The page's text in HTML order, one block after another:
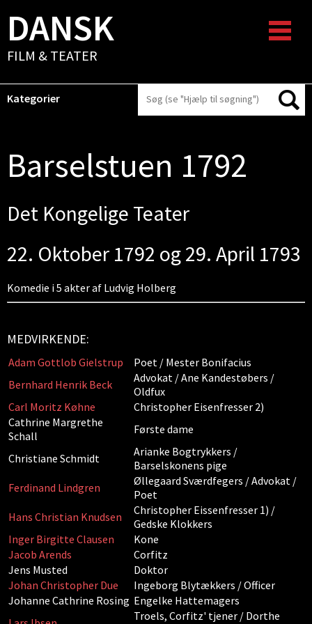
DANSK
FILM & TEATER
Kategorier
Barselstuen 1792
Det Kongelige Teater
22. Oktober 1792 og 29. April 1793
Komedie i 5 akter af Ludvig Holberg
MEDVIRKENDE:
Adam Gottlob Gielstrup
Poet / Mester Bonifacius
Bernhard Henrik Beck
Advokat / Ane Kandestøbers /
Oldfux
Carl Moritz Køhne
Christopher Eisenfresser 2)
Cathrine Margrethe
Schall
Første dame
Christiane Schmidt
Arianke Bogtrykkers /
Barselskonens pige
Ferdinand Lindgren
Øllegaard Sværdfegers / Advokat /
Poet
Hans Christian Knudsen
Christopher Eissenfresser 1) /
Gedske Klokkers
Inger Birgitte Clausen
Kone
Jacob Arends
Corfitz
Jens Musted
Doktor
Johan Christopher Due
Ingeborg Blytækkers / Officer
Johanne Cathrine Rosing Engelke Hattemagers
Troels, Corfitz' tjener / Dorthe